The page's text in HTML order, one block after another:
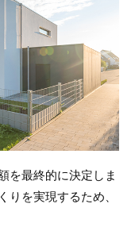
を最終的に決定しま
りを実現するため、